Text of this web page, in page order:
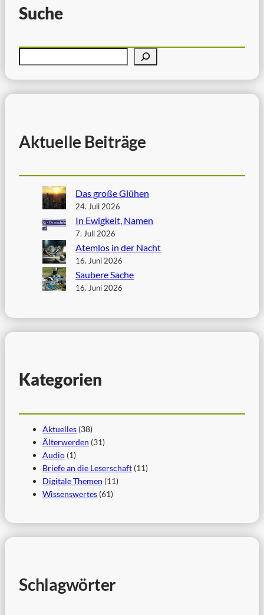
Suche
Aktuelle Beiträge
Das große Glühen
24. Juli 2026
In Ewigkeit, Namen
7. Juli 2026
Atemlos in der Nacht
16. Juni 2026
Saubere Sache
16. Juni 2026
Kategorien
Aktuelles (38)
Älterwerden (31)
Audio (1)
Briefe an die Leserschaft (11)
Digitale Themen (11)
Wissenswertes (61)
Schlagwörter